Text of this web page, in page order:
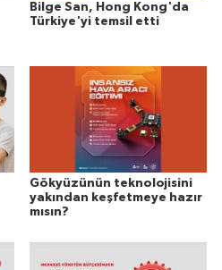
Bilge San, Hong Kong'da
Türkiye'yi temsil etti
Gökyüzünün teknolojisini
yakından keşfetmeye hazır
mısın?